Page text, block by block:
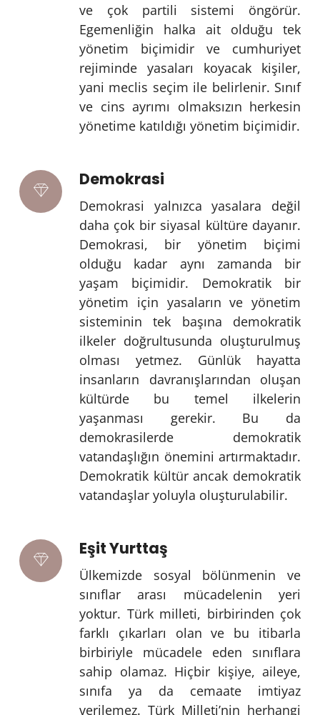
ve çok partili sistemi öngörür.
Egemenliğin halka ait olduğu tek
yönetim biçimidir ve cumhuriyet
rejiminde yasaları koyacak kişiler,
yani meclis seçim ile belirlenir. Sınıf
ve cins ayrımı olmaksızın herkesin
yönetime katıldığı yönetim biçimidir.
Demokrasi
Demokrasi yalnızca yasalara değil
daha çok bir siyasal kültüre dayanır.
Demokrasi, bir yönetim biçimi
olduğu kadar aynı zamanda bir
yaşam biçimidir. Demokratik bir
yönetim için yasaların ve yönetim
sisteminin tek başına demokratik
ilkeler doğrultusunda oluşturulmuş
olması yetmez. Günlük hayatta
insanların davranışlarından oluşan
kültürde bu temel ilkelerin
yaşanması gerekir. Bu da
demokrasilerde demokratik
vatandaşlığın önemini artırmaktadır.
Demokratik kültür ancak demokratik
vatandaşlar yoluyla oluşturulabilir.
Eşit Yurttaş
Ülkemizde sosyal bölünmenin ve
sınıflar arası mücadelenin yeri
yoktur. Türk milleti, birbirinden çok
farklı çıkarları olan ve bu itibarla
birbiriyle mücadele eden sınıflara
sahip olamaz. Hiçbir kişiye, aileye,
sınıfa ya da cemaate imtiyaz
verilemez. Türk Milleti’nin herhangi